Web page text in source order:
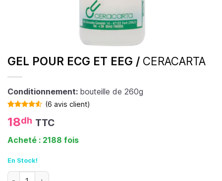
GEL POUR ECG ET EEG / CERACARTA
Conditionnement: bouteille de 260g
sur 5 basé
sur
client
(6 avis client)
18dh TTC
Acheté : 2188 fois
En Stock!
quantité de Gel pour ECG et EEG